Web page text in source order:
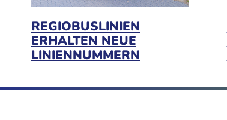
REGIOBUSLINIEN
ERHALTEN NEUE
LINIENNUMMERN